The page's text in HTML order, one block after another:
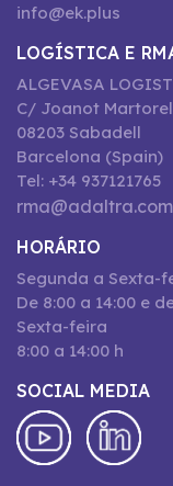
info@ek.plus
LOGÍSTICA E
ALGEVASA
C/ Joanot
08203 Sabadell
Barcelona (Spain)
Tel: +34 937121765
rma@adaltra.com
HORÁRIO
Segunda a Sexta-
De 8:00 a 14:00 e
Sexta-feira
8:00 a 14:00 h
SOCIAL MEDIA